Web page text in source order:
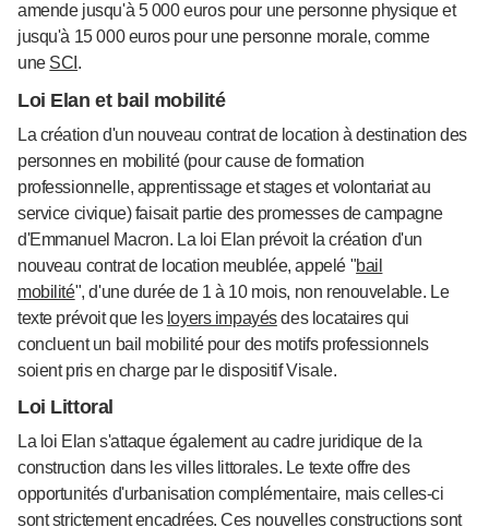
amende jusqu'à 5 000 euros pour une personne physique et
jusqu'à 15 000 euros pour une personne morale, comme
une SCI .
Loi Elan et bail mobilité
La création d'un nouveau contrat de location à destination des
personnes en mobilité (pour cause de formation
professionnelle, apprentissage et stages et volontariat au
service civique) faisait partie des promesses de campagne
d'Emmanuel Macron. La loi Elan prévoit la création d'un
nouveau contrat de location meublée, appelé "bail
mobilité", d'une durée de 1 à 10 mois, non renouvelable. Le
texte prévoit que les loyers impayésdes locataires qui
concluent un bail mobilité pour des motifs professionnels
soient pris en charge par le dispositif Visale.
Loi Littoral
La loi Elan s'attaque également au cadre juridique de la
construction dans les villes littorales. Le texte offre des
opportunités d'urbanisation complémentaire, mais celles-ci
sont strictement encadrées. Ces nouvelles constructions sont